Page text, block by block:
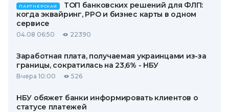
ПАРТНЕРСКАЯ
ТОП банковских решений для ФЛП:
когда эквайринг, РРО и бизнес карты в одном
сервисе
04.08 06:50 22390
Заработная плата, получаемая украинцами из-за
границы, сократилась на 23,6% - НБУ
Вчера 10:00 526
НБУ обяжет банки информировать клиентов о
статусе платежей